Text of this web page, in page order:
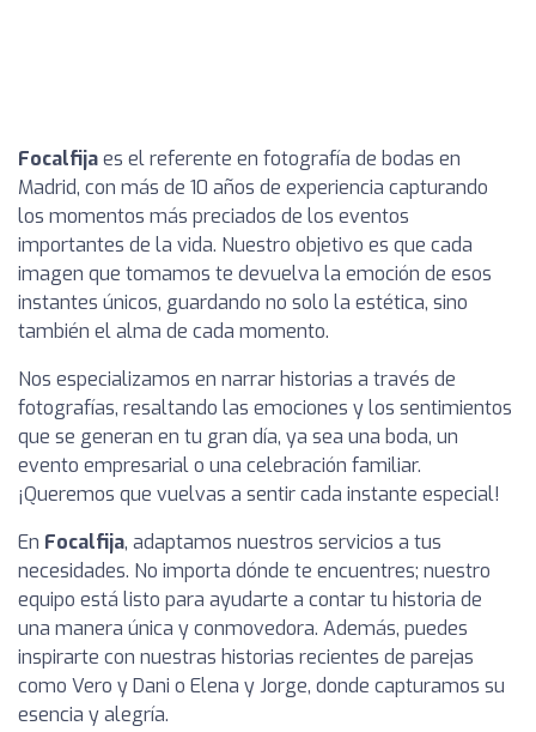
Focalfijaes el referente en fotografía de bodas en
Madrid, con más de 10 años de experiencia capturando
los momentos más preciados de los eventos
importantes de la vida. Nuestro objetivo es que cada
imagen que tomamos te devuelva la emoción de esos
instantes únicos, guardando no solo la estética, sino
también el alma de cada momento.
Nos especializamos en narrar historias a través de
fotografías, resaltando las emociones y los sentimientos
que se generan en tu gran día, ya sea una boda, un
evento empresarial o una celebración familiar.
¡Queremos que vuelvas a sentir cada instante especial!
En Focalfija, adaptamos nuestros servicios a tus
necesidades. No importa dónde te encuentres; nuestro
equipo está listo para ayudarte a contar tu historia de
una manera única y conmovedora. Además, puedes
inspirarte con nuestras historias recientes de parejas
como Vero y Dani o Elena y Jorge, donde capturamos su
esencia y alegría.